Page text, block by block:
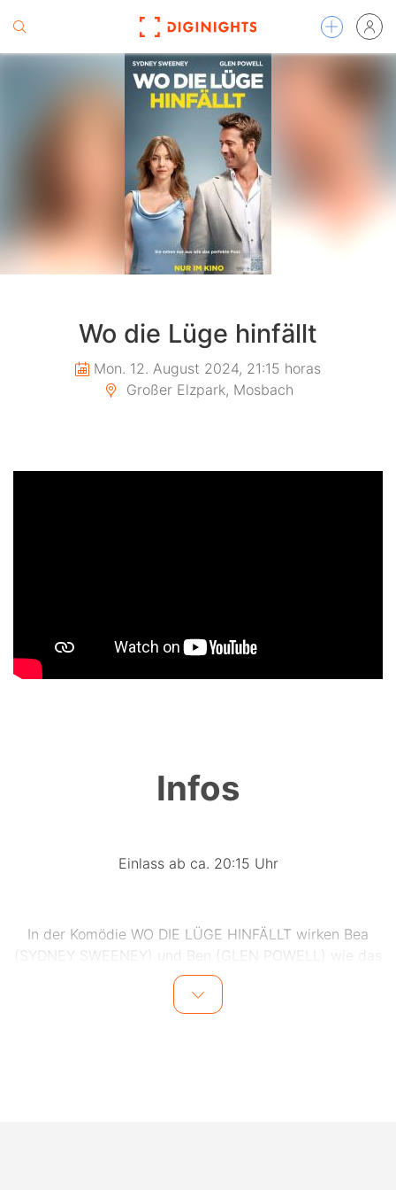
Wo die Lüge hinfällt
Mon. 12. August 2024, 21:15 horas
Großer Elzpark, Mosbach
Infos
Einlass ab ca. 20:15 Uhr
In der Komödie WO DIE LÜGE HINFÄLLT wirken Bea
(SYDNEY SWEENEY) und Ben (GLEN POWELL) wie das
perfekte Paar. Aber nach einem tollen ersten Date
geschieht etwas, das ihre glühend heiße
Anziehungskraft zu Eis erstarren lässt. Doch dann